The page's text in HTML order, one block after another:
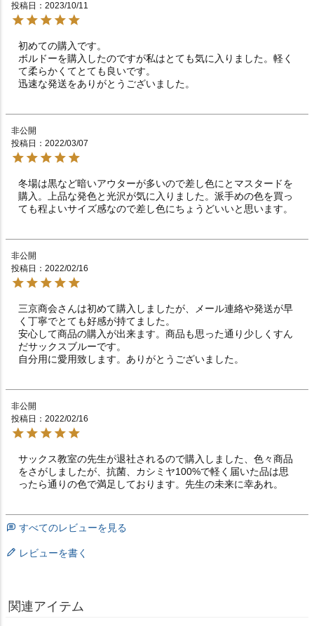
投稿日
2023/10/11
初めての購入です。
ボルドーを購入したのですが私はとても気に入りました。軽く
て柔らかくてとても良いです。
非公開
投稿日
2022/03/07
冬場は黒など暗いアウターが多いので差し色にとマスタードを
購入。上品な発色と光沢が気に入りました。派手めの色を買っ
ても程よいサイズ感なので差し色にちょうどいいと思います。
非公開
投稿日
2022/02/16
三京商会さんは初めて購入しましたが、メール連絡や発送が早
く丁寧でとても好感が持てました。
安心して商品の購入が出来ます。商品も思った通り少しくすん
だサックスブルーです。
自分用に愛用致します。ありがとうございました。
非公開
投稿日
2022/02/16
サックス教室の先生が退社されるので購入しました、色々商品
をさがしましたが、抗菌、カシミヤ100%で軽く届いた品は思
ったら通りの色で満足しております。先生の未来に幸あれ。
すべてのレビューを見る
レビューを書く
関連アイテム